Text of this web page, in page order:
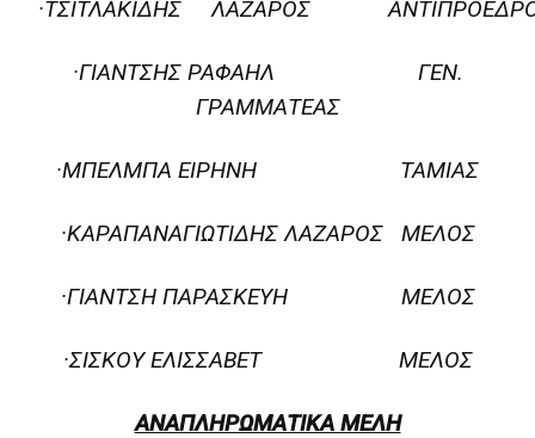
·ΤΣΙΤΛΑΚΙΔΗΣ ΛΑΖΑΡΟΣ
·ΓΙΑΝΤΣΗΣ ΡΑΦΑΗΛ ΓΕΝ.
ΓΡΑΜΜΑΤΕΑΣ
·ΜΠΕΛΜΠΑ ΕΙΡΗΝΗ ΤΑΜΙΑΣ
·ΚΑΡΑΠΑΝΑΓΙΩΤΙΔΗΣ ΛΑΖΑΡΟΣ ΜΕΛΟΣ
·ΓΙΑΝΤΣΗ ΠΑΡΑΣΚΕΥΗ ΜΕΛΟΣ
·ΣΙΣΚΟΥ ΕΛΙΣΣΑΒΕΤ ΜΕΛΟΣ
ΑΝΑΠΛΗΡΩΜΑΤΙΚΑ ΜΕΛΗ